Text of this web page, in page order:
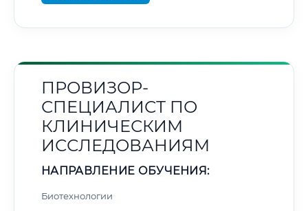
ПРОВИЗОР-
СПЕЦИАЛИСТ ПО
КЛИНИЧЕСКИМ
ИССЛЕДОВАНИЯМ
НАПРАВЛЕНИЕ ОБУЧЕНИЯ:
Биотехнологии